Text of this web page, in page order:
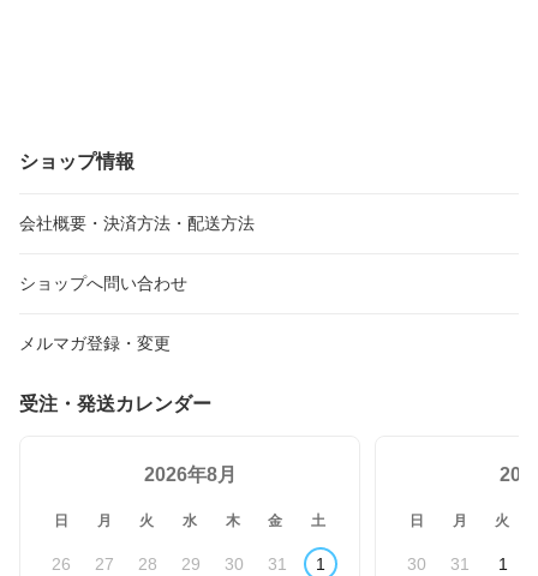
ショップ情報
会社概要・決済方法・配送方法
ショップへ問い合わせ
メルマガ登録・変更
受注・発送カレンダー
2026年8月
日 月 火 水 木 金 土
26 27 28 29 30 31 1
日 月 火
30 31 1